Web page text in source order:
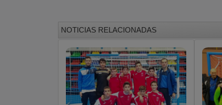
NOTICIAS RELACIONADAS